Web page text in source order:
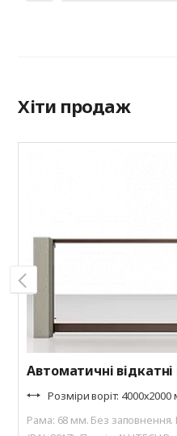
Хіти продаж
Автоматичні
Розміри воріт:
Рама: 68 мм. Без